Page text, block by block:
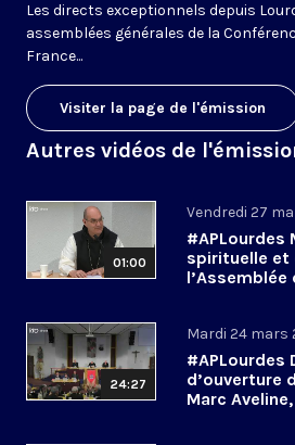
Les directs exceptionnels depuis
assemblées générales de la
France...
Visiter la page de l'émission
Autres vidéos de
01:00
Vendredi 27
#APLourdes
spirituelle et
l’Assemblée
24:27
Mardi 24 mars
#APLourdes
d’ouverture
Marc